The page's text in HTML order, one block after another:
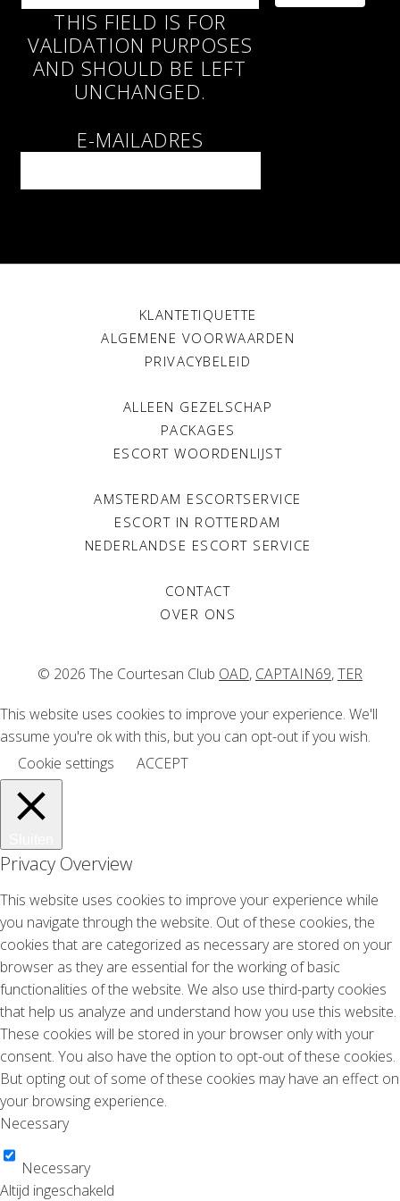
Prostitutie – de geschiedenis
The Courtesan Club - Oct 2020
GFE – date
Coronaleed
THIS FIELD IS FOR
VALIDATION PURPOSES
AND SHOULD BE LEFT
UNCHANGED.
E-MAILADRES
KLANTETIQUETTE
ALGEMENE VOORWAARDEN
PRIVACYBELEID
ALLEEN GEZELSCHAP
PACKAGES
ESCORT WOORDENLIJST
AMSTERDAM ESCORTSERVICE
ESCORT IN ROTTERDAM
NEDERLANDSE ESCORT SERVICE
CONTACT
OVER ONS
© 2026 The Courtesan Club OAD, CAPTAIN69,TER
This website uses cookies to improve your experience. We'll
assume you're ok with this, but you can opt-out if you wish.
Cookie settings
ACCEPT
Privacy Overview
This website uses cookies to improve your experience while
you navigate through the website. Out of these cookies, the
cookies that are categorized as necessary are stored on your
browser as they are essential for the working of basic
functionalities of the website. We also use third-party cookies
that help us analyze and understand how you use this website.
These cookies will be stored in your browser only with your
consent. You also have the option to opt-out of these cookies.
But opting out of some of these cookies may have an effect on
your browsing experience.
Necessary
Necessary
Altijd ingeschakeld